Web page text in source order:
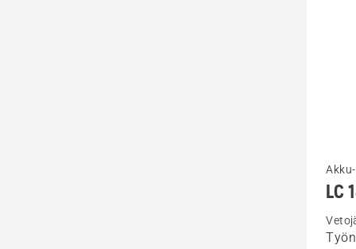
Katso
LC
LC